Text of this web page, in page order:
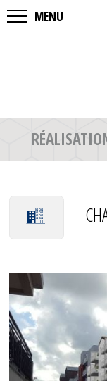
MENU